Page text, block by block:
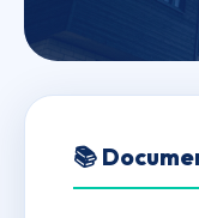
Crystal
📚